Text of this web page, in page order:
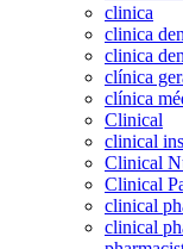
clinica
clinica
clinica
clínica
clínica
Clinical
clinical
Clinical
Clinical
clinical
clinical